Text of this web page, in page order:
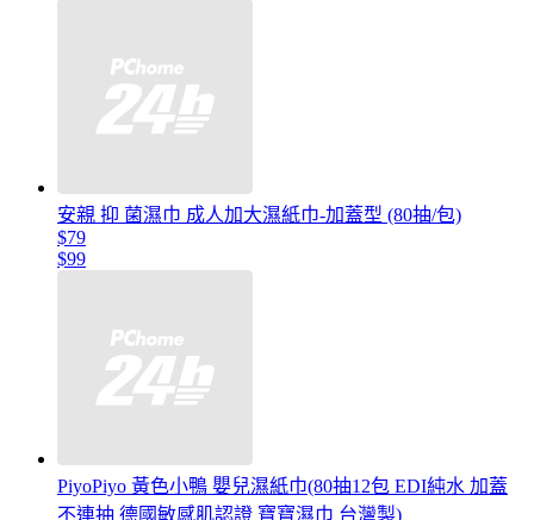
安親 抑 菌濕巾 成人加大濕紙巾-加蓋型 (80抽/包)
$79
$99
PiyoPiyo 黃色小鴨 嬰兒濕紙巾(80抽12包 EDI純水 加蓋
不連抽 德國敏感肌認證 寶寶濕巾 台灣製)